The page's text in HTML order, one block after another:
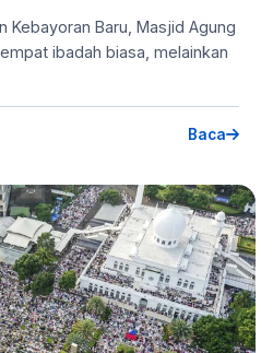
Kebayoran Baru, Masjid Agung
ibadah biasa, melainkan
Baca